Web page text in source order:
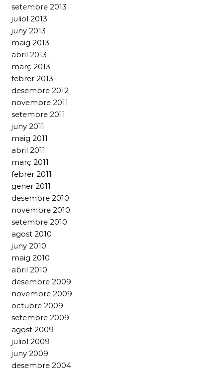
setembre 2013
juliol 2013
juny 2013
maig 2013
abril 2013
març 2013
febrer 2013
desembre 2012
novembre 2011
setembre 2011
juny 2011
maig 2011
abril 2011
març 2011
febrer 2011
gener 2011
desembre 2010
novembre 2010
setembre 2010
agost 2010
juny 2010
maig 2010
abril 2010
desembre 2009
novembre 2009
octubre 2009
setembre 2009
agost 2009
juliol 2009
juny 2009
desembre 2004